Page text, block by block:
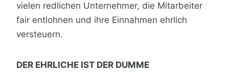
vielen redlichen Unternehmer, die Mitarbeiter
fair entlohnen und ihre Einnahmen ehrlich
versteuern.
DER EHRLICHE IST DER DUMME